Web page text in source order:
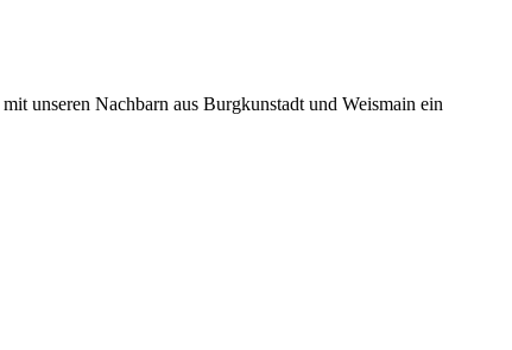
unseren Nachbarn aus Burgkunstadt und Weismain ein